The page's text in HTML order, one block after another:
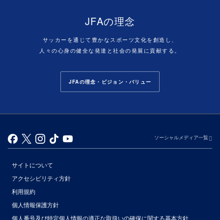
JFAの理念
サッカーを通じて豊かなスポーツ文化を創造し、
人々の心身の健全な発達と社会の発展に貢献する。
JFAの理念・ビジョン・バリュー
ソーシャルメディア一覧
サイトについて
アクセシビリティ方針
利用規約
個人情報保護方針
個人番号及び特定個人情報の適正な取扱いの確保に関する基本方針